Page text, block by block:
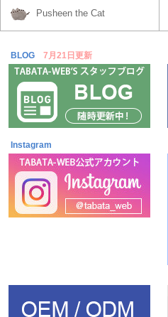
Pusheen the Cat
BLOG 7月21日更新
Instagram